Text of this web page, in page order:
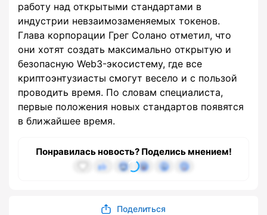
работу над открытыми стандартами в
индустрии невзаимозаменяемых токенов.
Глава корпорации Грег Солано отметил, что
они хотят создать максимально открытую и
безопасную Web3-экосистему, где все
криптоэнтузиасты смогут весело и с пользой
проводить время. По словам специалиста,
первые положения новых стандартов появятся
в ближайшее время.
Понравилась новость? Поделись мнением!
Поделиться